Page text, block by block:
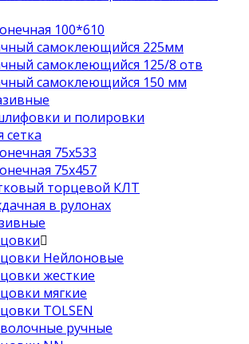
100*610
самоклеющийся 225мм
самоклеющийся 125/8 отв
самоклеющийся 150 мм
и полировки
сетка
75х533
75х457
торцевой КЛТ
в рулонах
Нейлоновые
жесткие
мягкие
TOLSEN
ручные